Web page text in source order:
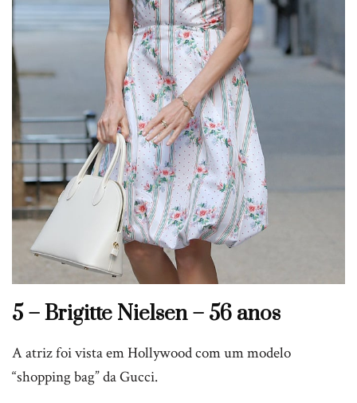
5 – Brigitte Nielsen – 56 anos
A atriz foi vista em Hollywood com um modelo
“shopping bag” da Gucci.